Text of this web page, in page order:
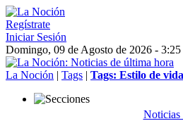
Regístrate
Iniciar Sesión
Domingo, 09 de Agosto de 2026 - 3:25
La Noción | Tags | Tags: Estilo de vida
Noticias